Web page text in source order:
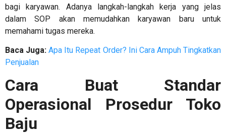
bagi karyawan. Adanya langkah-langkah kerja yang jelas
dalam SOP akan memudahkan karyawan baru untuk
memahami tugas mereka.
Baca Juga: Apa Itu Repeat Order? Ini Cara Ampuh Tingkatkan
Penjualan
Cara Buat Standar
Operasional Prosedur Toko
Baju